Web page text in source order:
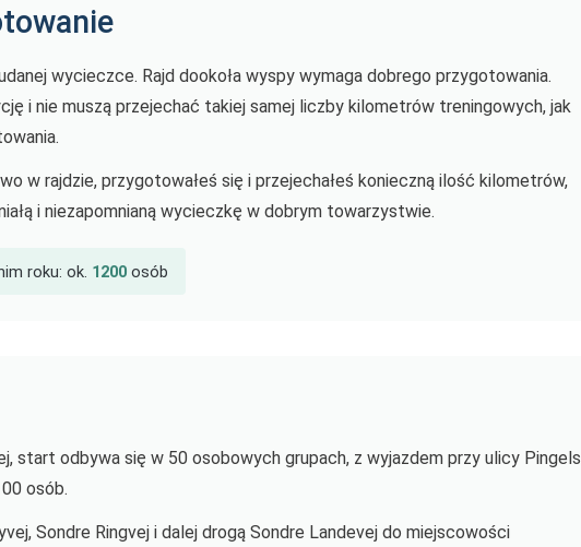
wycieczce. Rajd dookoła wyspy wymaga dobrego przygotowania.
i nie muszą przejechać takiej samej liczby kilometrów treningowych, jak
w rajdzie, przygotowałeś się i przejechałeś konieczną ilość kilometrów,
i niezapomnianą wycieczkę w dobrym towarzystwie.
roku: ok. 1200 osób
start odbywa się w 50 osobowych grupach, z wyjazdem przy ulicy Pingels
osób.
Sondre Ringvej i dalej drogą Sondre Landevej do miejscowości